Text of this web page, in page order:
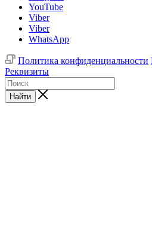
YouTube
Viber
Viber
WhatsApp
Политика конфиденциальности
Реквизиты
Найти